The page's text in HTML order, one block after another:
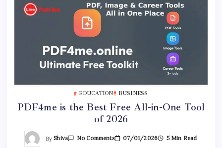
EDUCATION BUSINESS
PDF4me is the Best Free All-in-One Tool
of 2026
ByShiva No CommentsOn
PDF4me
07/01/2026 5 Min Read